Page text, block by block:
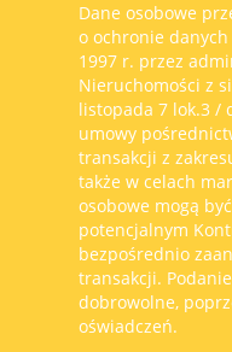
Dane osobowe
o ochronie
1997 r. przez
Nieruchomości z
listopada 7 lok.3 /
umowy
transakcji z
także w celach
osobowe mogą
potencjalnym
bezpośrednio
transakcji.
dobrowolne,
oświadczeń.